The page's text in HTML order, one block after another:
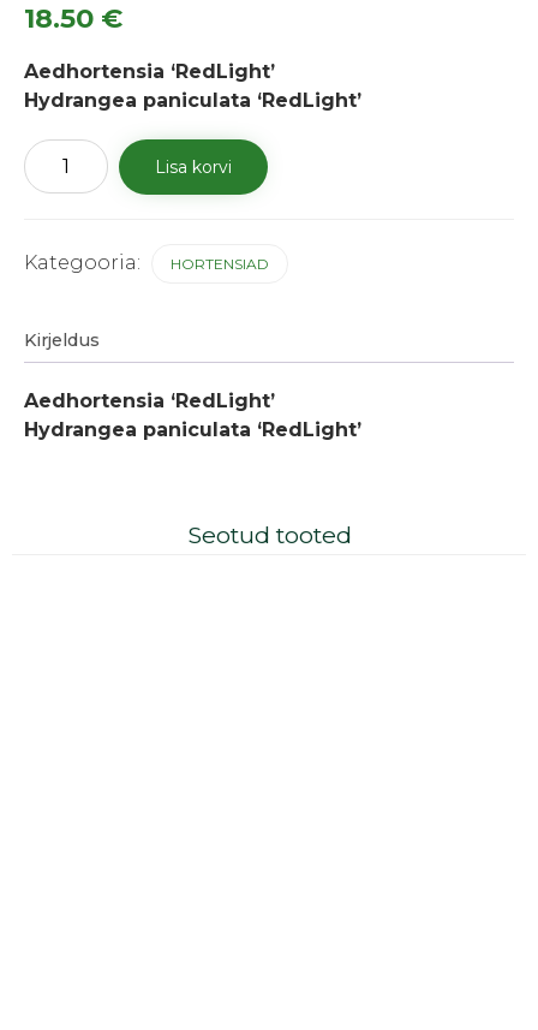
18.50 €
Aedhortensia ‘RedLight’
Hydrangea paniculata ‘RedLight’
Aedhortensia
'RedLight'
kogus
Lisa korvi
Kategooria: HORTENSIAD
Kirjeldus
Aedhortensia ‘RedLight’
Hydrangea paniculata ‘RedLight’
Seotud tooted